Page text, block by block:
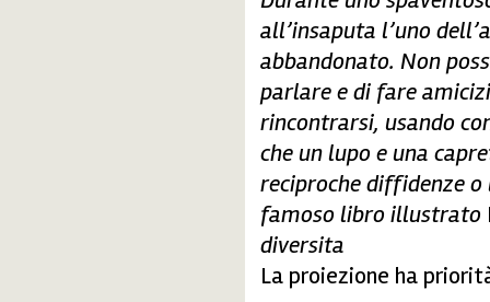
all’insaputa l’uno
abbandonato. Non
parlare e di fare
rincontrarsi, usando
che un lupo e una
reciproche diffidenze
famoso libro illustrato
diversita
La proiezione ha